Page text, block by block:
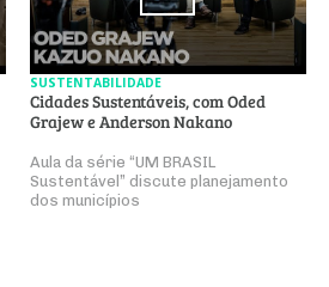
SUSTENTABILIDADE
Cidades Sustentáveis, com Oded
Grajew e Anderson Nakano
Aula da série “UM BRASIL
Sustentável” discute planejamento
dos municípios